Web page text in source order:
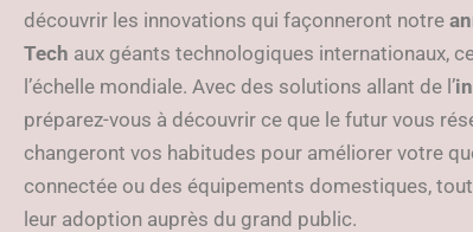
découvrir les innovations qui façonneront notre
Tech aux géants technologiques internationaux,
l’échelle mondiale. Avec des solutions allant de l’
préparez-vous à découvrir ce que le futur vous
changeront vos habitudes pour améliorer votre
connectée ou des équipements domestiques,
leur adoption auprès du grand public.